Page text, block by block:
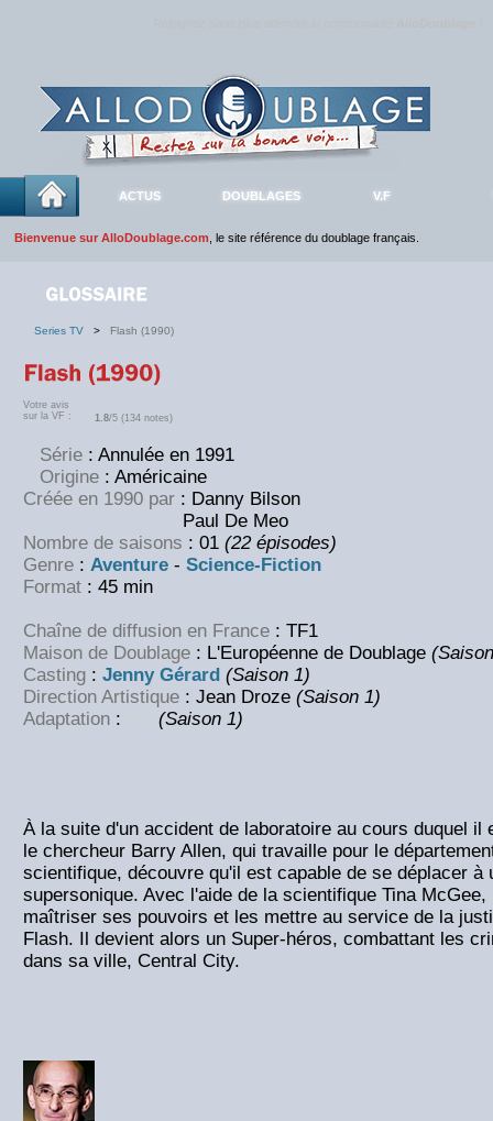
ACTUS DOUBLAGES V.F
Bienvenue sur AlloDoublage.com , le site référence du doublage français.
Series TV > Flash (1990)
Votre avis
sur la VF :
1.8/5 (134 notes)
Série : Annulée en 1991
Origine : Américaine
Créée en 1990 par : Danny Bilson
Paul De Meo
Nombre de saisons : 01 (22 épisodes)
Genre : Aventure - Science-Fiction
Format : 45 min
Chaîne de diffusion en France : TF1
Maison de Doublage : L'Européenne de Doublage
Casting : Jenny Gérard (Saison 1)
Direction Artistique : Jean Droze (Saison 1)
Adaptation : (Saison 1)
À la suite d'un accident de laboratoire au cours duquel il
le chercheur Barry Allen, qui travaille pour le
scientifique, découvre qu'il est capable de se déplacer à
supersonique. Avec l'aide de la scientifique Tina
maîtriser ses pouvoirs et les mettre au service de la
Flash. Il devient alors un Super-héros, combattant les
dans sa ville, Central City.